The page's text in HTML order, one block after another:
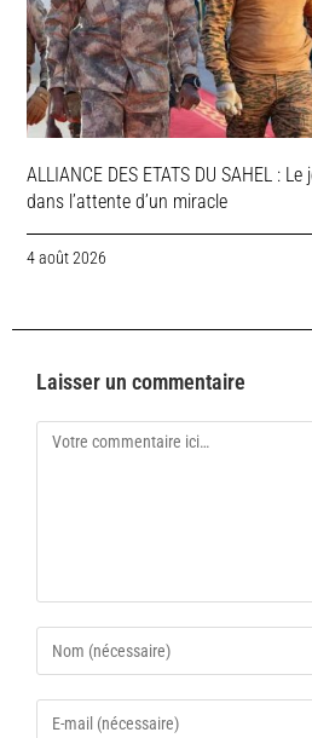
ALLIANCE DES ETATS DU SAHEL :
dans l’attente d’un miracle
4 août 2026
Laisser un commentaire